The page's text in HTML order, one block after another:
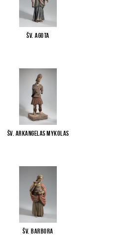
Šv. Agota
Šv. arkangelas Mykolas
Šv. Barbora